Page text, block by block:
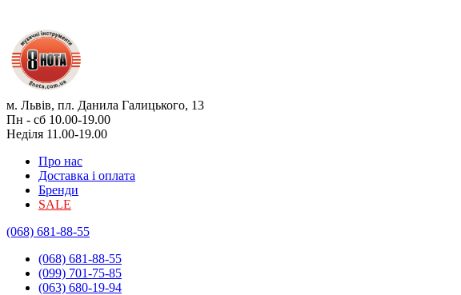
м. Львів, пл. Данила Галицького, 13
Пн - сб 10.00-19.00
Неділя 11.00-19.00
Про нас
Доставка і оплата
Бренди
SALE
(068) 681-88-55
(068) 681-88-55
(099) 701-75-85
(063) 680-19-94